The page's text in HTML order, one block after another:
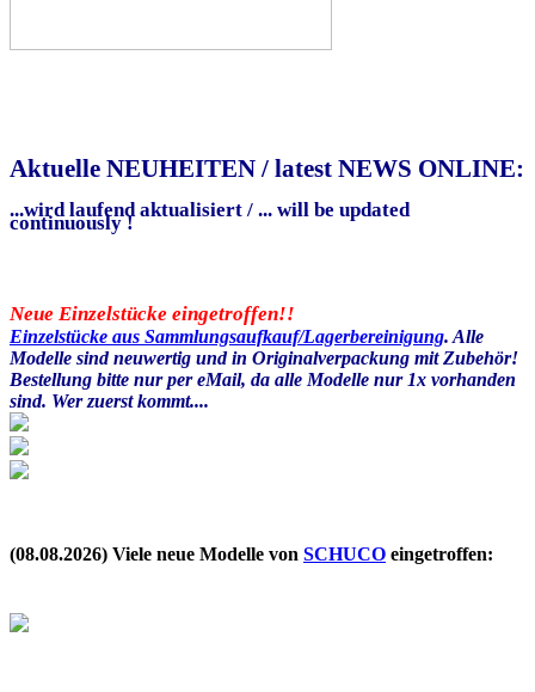
Aktuelle NEUHEITEN / latest NEWS ONLINE:
...wird laufend aktualisiert / ... will be updated
continuously !
Neue Einzelstücke eingetroffen!!
Einzelstücke aus Sammlungsaufkauf/Lagerbereinigung. Alle
Modelle sind neuwertig und in Originalverpackung mit Zubehör!
Bestellung bitte nur per eMail, da alle Modelle nur 1x vorhanden
sind. Wer zuerst kommt....
(08.08.2026) Viele neue Modelle von SCHUCO eingetroffen: